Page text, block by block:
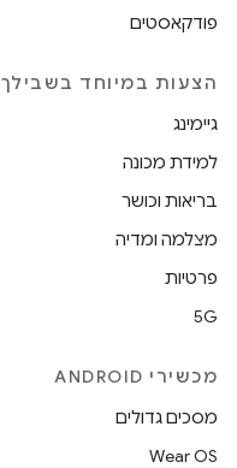
פודקאסטים
הצעות במיוחד בשבילך
גיימינג
למידת מכונה
בריאות וכושר
מצלמה ומדיה
פרטיות
5G
מכשירי ANDROID
מסכים גדולים
Wear OS